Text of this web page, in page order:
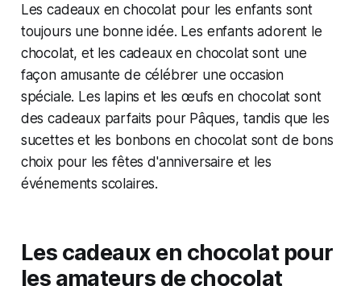
Les cadeaux en chocolat pour les enfants sont
toujours une bonne idée. Les enfants adorent le
chocolat, et les cadeaux en chocolat sont une
façon amusante de célébrer une occasion
spéciale. Les lapins et les œufs en chocolat sont
des cadeaux parfaits pour Pâques, tandis que les
sucettes et les bonbons en chocolat sont de bons
choix pour les fêtes d'anniversaire et les
événements scolaires.
Les cadeaux en chocolat pour
les amateurs de chocolat